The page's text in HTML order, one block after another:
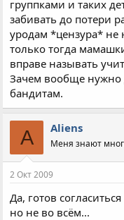
проведению урока,
реагировали на
учитель попытался
Учитель избит до
переломом челюсти,
гематомами и т.д.
По словам
комнатой школьные
не слышал, что
Учительница
сообщили родители
свидетелями
группками и таких
забивать до потери
уродам *цензура* не
только тогда
вправе называть
Зачем вообще нужно
бандитам.
A Aliens
Меня знают
2 Окт 2009
Да, готов
но не во всём...